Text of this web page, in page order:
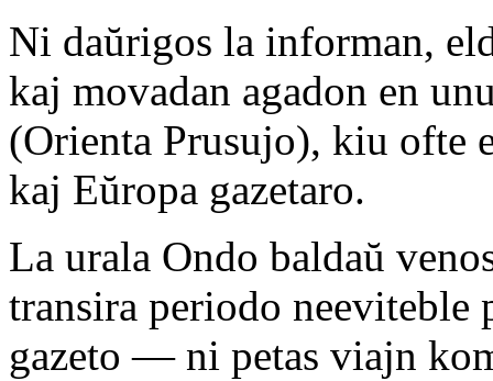
Ni daŭrigos la informan,
kaj movadan agadon en
(Orienta Prusujo), kiu ofte
kaj Eŭropa gazetaro.
La urala Ondo baldaŭ
transira periodo
gazeto — ni petas viajn